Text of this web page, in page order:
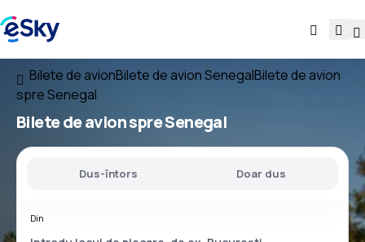
Bilete de avionBilete de avion SenegalBilete de avion
spre Senegal
Bilete de avionspre Senegal
Dus-întors Doar dus
Din